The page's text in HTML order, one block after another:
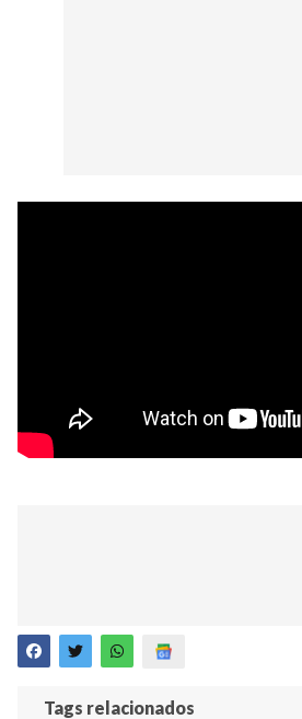
Tags relacionados